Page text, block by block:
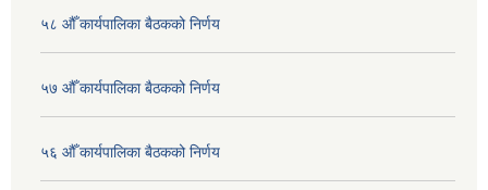
५८ औँ कार्यपालिका बैठकको निर्णय
५७ औँ कार्यपालिका बैठकको निर्णय
५६ औँ कार्यपालिका बैठकको निर्णय